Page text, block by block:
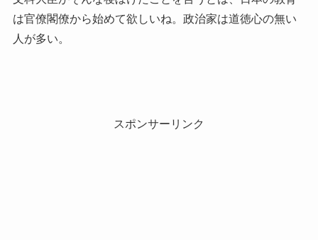
は官僚閣僚から始めて欲しいね。政治家は道徳心の無い
人が多い。
スポンサーリンク